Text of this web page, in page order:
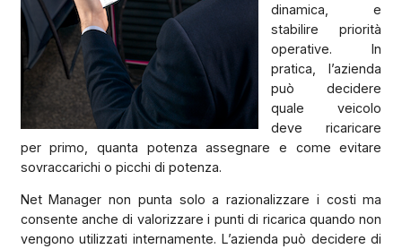
dinamica, e
stabilire priorità
operative. In
pratica, l’azienda
può decidere
quale veicolo
deve ricaricare
per primo, quanta potenza assegnare e come evitare
sovraccarichi o picchi di potenza.
Net Manager non punta solo a razionalizzare i costi ma
consente anche di valorizzare i punti di ricarica quando non
vengono utilizzati internamente. L’azienda può decidere di